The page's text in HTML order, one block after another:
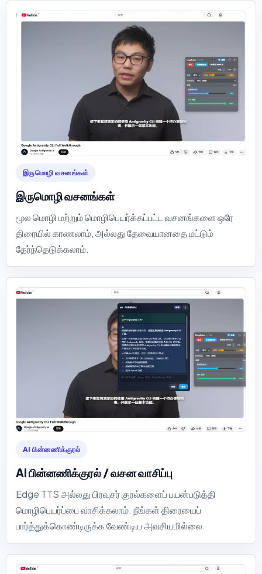
இருமொழி வசனங்கள்
இருமொழி வசனங்கள்
மூல மொழி மற்றும் மொழிபெயர்க்கப்பட்ட வசனங்களை ஒரே
திரையில் காணலாம், அல்லது தேவையானதை மட்டும்
தேர்ந்தெடுக்கலாம்.
AI பின்னணிக்குரல்
AI பின்னணிக்குரல் / வசன வாசிப்பு
Edge TTS அல்லது பிரவுசர் குரல்களைப் பயன்படுத்தி
மொழிபெயர்ப்பை வாசிக்கலாம். நீங்கள் திரையைப்
பார்த்துக்கொண்டிருக்க வேண்டிய அவசியமில்லை.